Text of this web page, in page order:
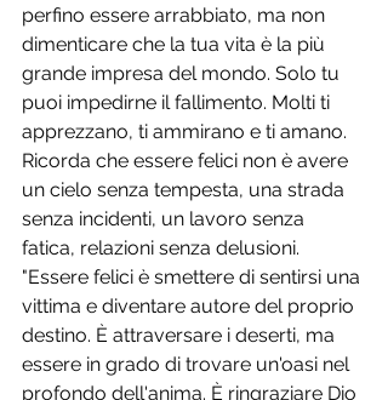
perfino essere arrabbiato, ma non
dimenticare che la tua vita è la più
grande impresa del mondo. Solo tu
puoi impedirne il fallimento. Molti ti
apprezzano, ti ammirano e ti amano.
Ricorda che essere felici non è avere
un cielo senza tempesta, una strada
senza incidenti, un lavoro senza
fatica, relazioni senza delusioni.
"Essere felici è smettere di sentirsi una
vittima e diventare autore del proprio
destino. È attraversare i deserti, ma
essere in grado di trovare un'oasi nel
profondo dell'anima. È ringraziare Dio